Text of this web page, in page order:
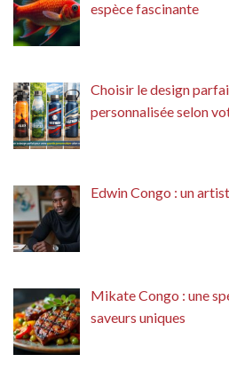
espèce fascinante
Choisir le design
personnalisée selon
Edwin Congo : un
Mikate Congo : une
saveurs uniques